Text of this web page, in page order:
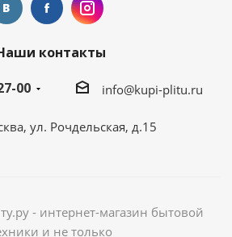
контакты
00
info@kupi-plitu.ru
ул. Рочдельская, д.15
- интернет-магазин бытовой
и не только